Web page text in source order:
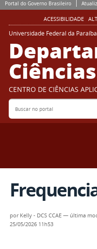
Portal do Governo Brasileiro
ACESSIBILIDADE
Universidade Federal da Paraíba
CENTRO DE CIÊNCIAS
Buscar no portal
por Kelly - DCS CCAE — última
25/05/2026 11h53